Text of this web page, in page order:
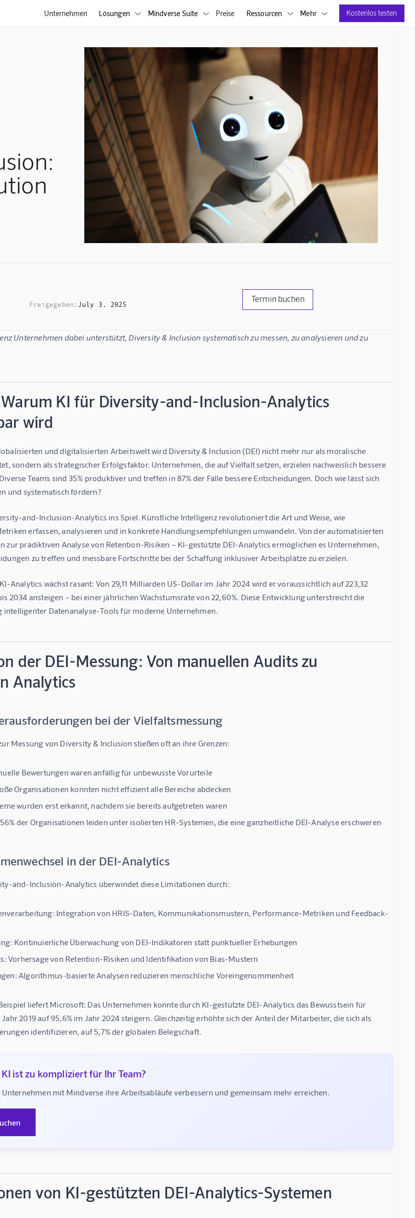
Unternehmen Lösungen  Mindverse Suite  Preise Ressourcen  Mehr  Kostenlos testen
Freigegeben: July 3, 2025
Termin buchen
Unternehmen dabei unterstützt, Diversity & Inclusion systematisch zu messen, zu analysieren und zu
KI für Diversity-and-Inclusion-Analytics
wird
und digitalisierten Arbeitswelt wird Diversity & Inclusion (DEI) nicht mehr nur als moralische
sondern als strategischer Erfolgsfaktor. Unternehmen, die auf Vielfalt setzen, erzielen nachweislich bessere
Teams sind 35% produktiver und treffen in 87% der Fälle bessere Entscheidungen. Doch wie lässt sich
und systematisch fördern?
and-Inclusion-Analytics ins Spiel. Künstliche Intelligenz revolutioniert die Art und Weise, wie
erfassen, analysieren und in konkrete Handlungsempfehlungen umwandeln. Von der automatisierten
zur prädiktiven Analyse von Retention-Risiken – KI-gestützte DEI-Analytics ermöglichen es Unternehmen,
zu treffen und messbare Fortschritte bei der Schaffung inklusiver Arbeitsplätze zu erzielen.
Analytics wächst rasant: Von 29,11 Milliarden US-Dollar im Jahr 2024 wird er voraussichtlich auf 223,32
2034 ansteigen – bei einer jährlichen Wachstumsrate von 22,60%. Diese Entwicklung unterstreicht die
intelligenter Datenanalyse-Tools für moderne Unternehmen.
der DEI-Messung: Von manuellen Audits zu
Analytics
bei der Vielfaltsmessung
Messung von Diversity & Inclusion stießen oft an ihre Grenzen:
Bewertungen waren anfällig für unbewusste Vorurteile
Organisationen konnten nicht effizient alle Bereiche abdecken
wurden erst erkannt, nachdem sie bereits aufgetreten waren
56% der Organisationen leiden unter isolierten HR-Systemen, die eine ganzheitliche DEI-Analyse erschweren
in der DEI-Analytics
and-Inclusion-Analytics überwindet diese Limitationen durch:
Integration von HRIS-Daten, Kommunikationsmustern, Performance-Metriken und Feedback-
Kontinuierliche Überwachung von DEI-Indikatoren statt punktueller Erhebungen
Vorhersage von Retention-Risiken und Identifikation von Bias-Mustern
Algorithmus-basierte Analysen reduzieren menschliche Voreingenommenheit
liefert Microsoft: Das Unternehmen konnte durch KI-gestützte DEI-Analytics das Bewusstsein für
2019 auf 95,6% im Jahr 2024 steigern. Gleichzeitig erhöhte sich der Anteil der Mitarbeiter, die sich als
identifizieren, auf 5,7% der globalen Belegschaft.
ist zu kompliziert für Ihr Team?
Unternehmen mit Mindverse ihre Arbeitsabläufe verbessern und gemeinsam mehr erreichen.
von KI-gestützten DEI-Analytics-Systemen